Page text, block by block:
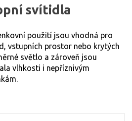
svítidla
použití jsou vhodná pro
vstupních prostor nebo krytých
světlo a zároveň jsou
vlhkosti i nepříznivým